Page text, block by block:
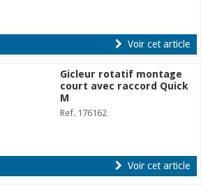
Voir cet article
Gicleur rotatif montage
court avec raccord Quick
M
Ref. 176162
Voir cet article